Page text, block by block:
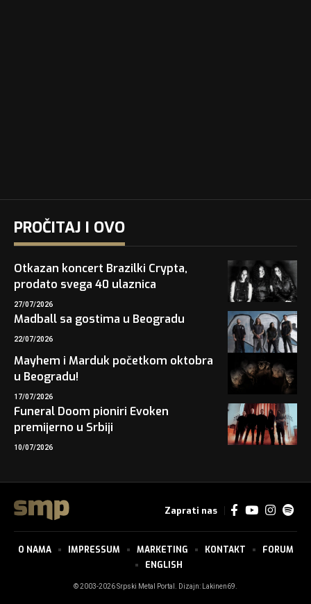
PROČITAJ I OVO
Otkazan koncert Brazilki Crypta,
prodato svega 40 ulaznica
27/07/2026
Madball sa gostima u Beogradu
22/07/2026
Mayhem i Marduk početkom oktobra
u Beogradu!
17/07/2026
Funeral Doom pioniri Evoken
premijerno u Srbiji
10/07/2026
Zaprati nas
© 2003-2026 Srpski Metal Portal. Dizajn: Lakinen69.
O NAMA IMPRESSUM MARKETING KONTAKT
FORUM
ENGLISH